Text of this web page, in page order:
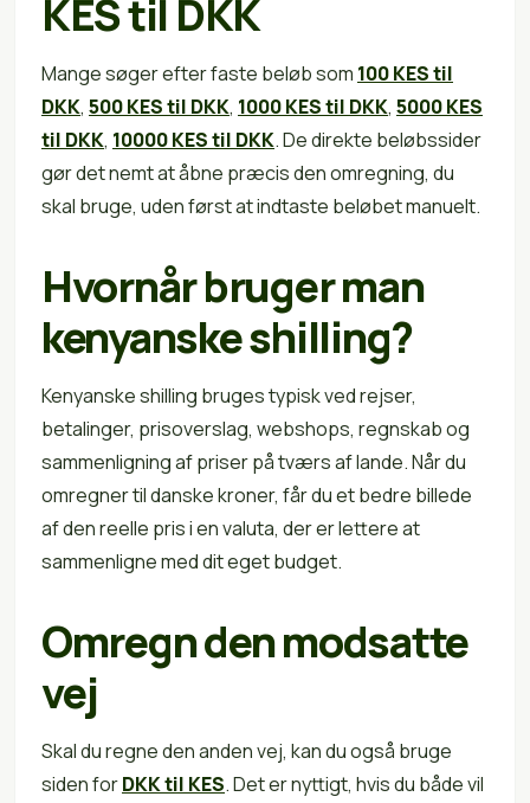
KES til DKK
Mange søger efter faste beløb som 100 KES til
DKK, 500 KES til DKK, 1000 KES til DKK, 5000 KES
til DKK, 10000 KES til DKK. De direkte beløbssider
gør det nemt at åbne præcis den omregning, du
skal bruge, uden først at indtaste beløbet manuelt.
Hvornår bruger man
kenyanske shilling?
Kenyanske shilling bruges typisk ved rejser,
betalinger, prisoverslag, webshops, regnskab og
sammenligning af priser på tværs af lande. Når du
omregner til danske kroner, får du et bedre billede
af den reelle pris i en valuta, der er lettere at
sammenligne med dit eget budget.
Omregn den modsatte
vej
Skal du regne den anden vej, kan du også bruge
siden forDKK til KES. Det er nyttigt, hvis du både vil